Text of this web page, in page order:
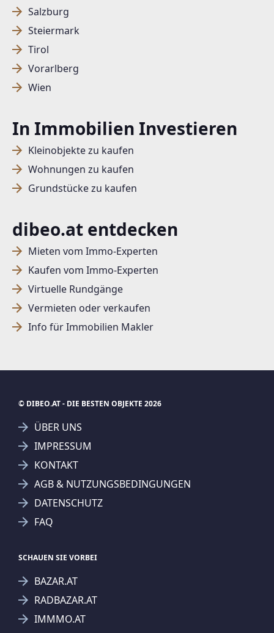
Salzburg
Steiermark
Tirol
Vorarlberg
Wien
In Immobilien Investieren
Kleinobjekte zu kaufen
Wohnungen zu kaufen
Grundstücke zu kaufen
dibeo.at entdecken
Mieten vom Immo-Experten
Kaufen vom Immo-Experten
Virtuelle Rundgänge
Vermieten oder verkaufen
Info für Immobilien Makler
© DIBEO.AT - DIE BESTEN OBJEKTE 2026
ÜBER UNS
IMPRESSUM
KONTAKT
AGB & NUTZUNGSBEDINGUNGEN
DATENSCHUTZ
FAQ
SCHAUEN SIE VORBEI
BAZAR.AT
RADBAZAR.AT
IMMMO.AT